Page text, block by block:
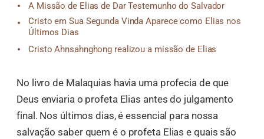
A Missão de Elias de Dar Testemunho do Salvador
Cristo em Sua Segunda Vinda Aparece como Elias nos
Últimos Dias
Cristo Ahnsahnghong realizou a missão de Elias
No livro de Malaquias havia uma profecia de que
Deus enviaria o profeta Elias antes do julgamento
final. Nos últimos dias, é essencial para nossa
salvação saber quem é o profeta Elias e quais são